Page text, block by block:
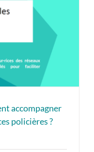
accompagner
policières ?